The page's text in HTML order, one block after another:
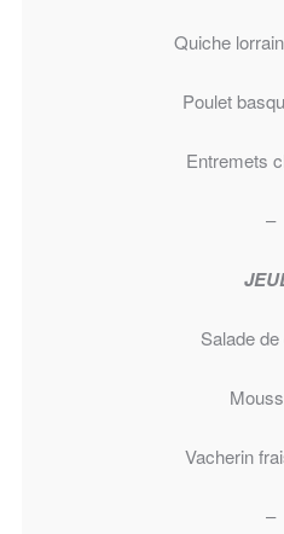
Quiche
Poulet
Entremets
–
Salade
Vacherin
–